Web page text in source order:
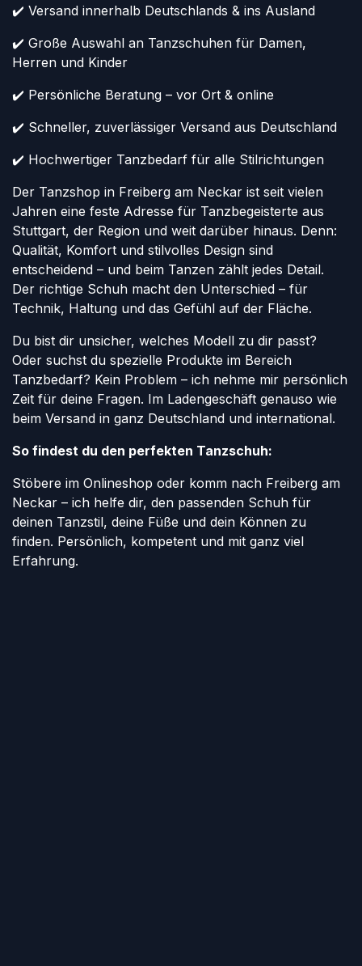
✔️ Versand innerhalb Deutschlands & ins Ausland
✔️ Große Auswahl an Tanzschuhen für Damen,
Herren und Kinder
✔️ Persönliche Beratung – vor Ort & online
✔️ Schneller, zuverlässiger Versand aus Deutschland
✔️ Hochwertiger Tanzbedarf für alle Stilrichtungen
Der Tanzshop in Freiberg am Neckar ist seit vielen
Jahren eine feste Adresse für Tanzbegeisterte aus
Stuttgart, der Region und weit darüber hinaus. Denn:
Qualität, Komfort und stilvolles Design sind
entscheidend – und beim Tanzen zählt jedes Detail.
Der richtige Schuh macht den Unterschied – für
Technik, Haltung und das Gefühl auf der Fläche.
Du bist dir unsicher, welches Modell zu dir passt?
Oder suchst du spezielle Produkte im Bereich
Tanzbedarf? Kein Problem – ich nehme mir persönlich
Zeit für deine Fragen. Im Ladengeschäft genauso wie
beim Versand in ganz Deutschland und international.
So findest du den perfekten Tanzschuh:
Stöbere im Onlineshop oder komm nach Freiberg am
Neckar – ich helfe dir, den passenden Schuh für
deinen Tanzstil, deine Füße und dein Können zu
finden. Persönlich, kompetent und mit ganz viel
Erfahrung.